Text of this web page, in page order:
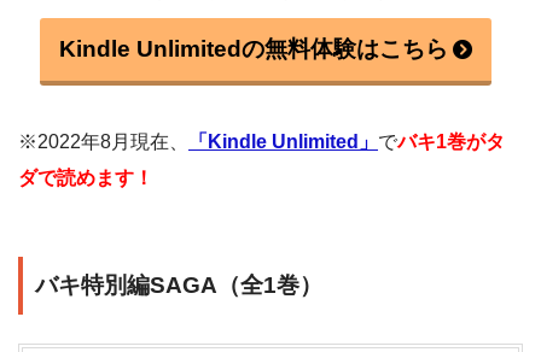
Kindle Unlimitedの無料体験はこちら
※2022年8月現在、 「Kindle Unlimited」 でバキ1巻がタ
ダで読めます！
バキ特別編SAGA（全1巻）